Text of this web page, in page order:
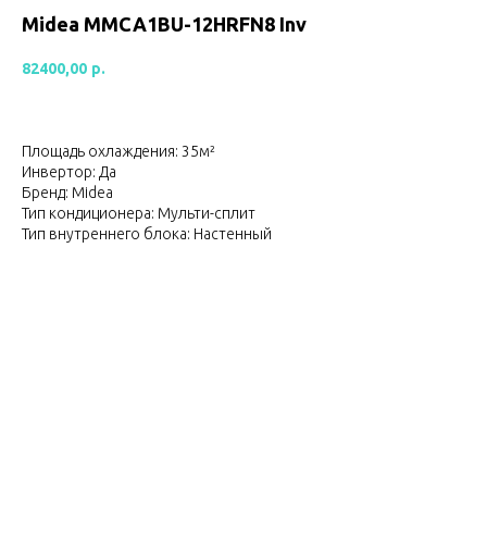
Midea MMCA1BU-12HRFN8 Inv
82400,00 р.
Площадь охлаждения: 35м²
Инвертор: Да
Бренд: Midea
Тип кондиционера: Мульти-сплит
Тип внутреннего блока: Настенный